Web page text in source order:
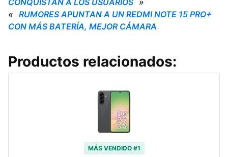
« RUMORES APUNTAN A UN REDMI NOTE 15 PRO+
CON MÁS BATERÍA, MEJOR CÁMARA
Productos relacionados:
MÁS VENDIDO #1